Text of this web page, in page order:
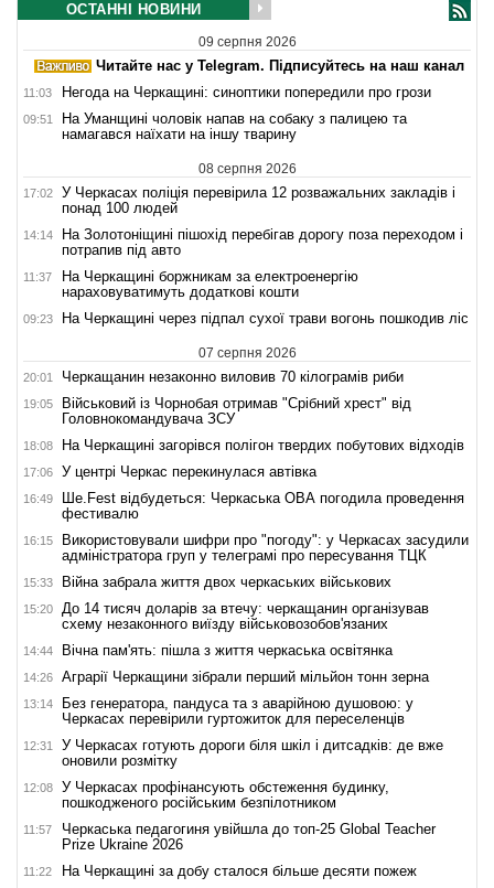
ОСТАННІ НОВИНИ
09 серпня 2026
Читайте нас у Telegram. Підписуйтесь на наш канал
11:03 Негода на Черкащині: синоптики попередили про грози
09:51
На Уманщині чоловік напав на собаку з палицею та
намагався наїхати на іншу тварину
08 серпня 2026
17:02
У Черкасах поліція перевірила 12 розважальних закладів і
понад 100 людей
14:14
На Золотоніщині пішохід перебігав дорогу поза переходом і
потрапив під авто
11:37
На Черкащині боржникам за електроенергію
нараховуватимуть додаткові кошти
09:23 На Черкащині через підпал сухої трави вогонь пошкодив ліс
07 серпня 2026
20:01 Черкащанин незаконно виловив 70 кілограмів риби
19:05
Військовий із Чорнобая отримав "Срібний хрест" від
Головнокомандувача ЗСУ
18:08 На Черкащині загорівся полігон твердих побутових відходів
17:06 У центрі Черкас перекинулася автівка
16:49
Ше.Fest відбудеться: Черкаська ОВА погодила проведення
фестивалю
16:15
Використовували шифри про "погоду": у Черкасах засудили
адміністратора груп у телеграмі про пересування ТЦК
15:33 Війна забрала життя двох черкаських військових
15:20
До 14 тисяч доларів за втечу: черкащанин організував
схему незаконного виїзду військовозобов'язаних
14:44 Вічна пам'ять: пішла з життя черкаська освітянка
14:26 Аграрії Черкащини зібрали перший мільйон тонн зерна
13:14
Без генератора, пандуса та з аварійною душовою: у
Черкасах перевірили гуртожиток для переселенців
12:31
У Черкасах готують дороги біля шкіл і дитсадків: де вже
оновили розмітку
12:08
У Черкасах профінансують обстеження будинку,
пошкодженого російським безпілотником
11:57
Черкаська педагогиня увійшла до топ-25 Global Teacher
Prize Ukraine 2026
11:22 На Черкащині за добу сталося більше десяти пожеж